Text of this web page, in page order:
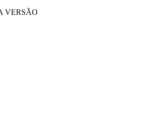
VERSÃO